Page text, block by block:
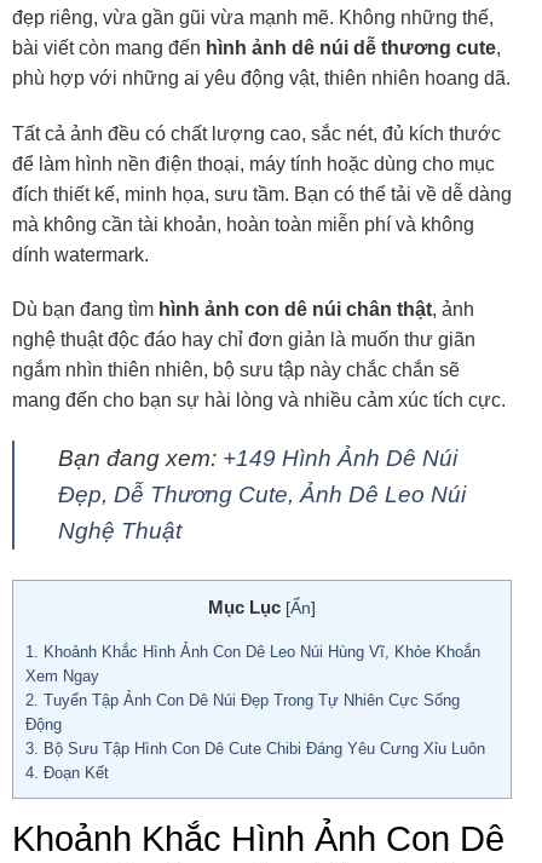
đẹp riêng, vừa gần gũi vừa mạnh mẽ. Không những thế,
bài viết còn mang đến hình ảnh dê núi dễ thương cute,
phù hợp với những ai yêu động vật, thiên nhiên hoang dã.
Tất cả ảnh đều có chất lượng cao, sắc nét, đủ kích thước
để làm hình nền điện thoại, máy tính hoặc dùng cho mục
đích thiết kế, minh họa, sưu tầm. Bạn có thể tải về dễ dàng
mà không cần tài khoản, hoàn toàn miễn phí và không
dính watermark.
Dù bạn đang tìm hình ảnh con dê núi chân thật, ảnh
nghệ thuật độc đáo hay chỉ đơn giản là muốn thư giãn
ngắm nhìn thiên nhiên, bộ sưu tập này chắc chắn sẽ
mang đến cho bạn sự hài lòng và nhiều cảm xúc tích cực.
Bạn đang xem: +149 Hình Ảnh Dê Núi
Đẹp, Dễ Thương Cute, Ảnh Dê Leo Núi
Nghệ Thuật
Mục Lục [Ẩn]
1. Khoảnh Khắc Hình Ảnh Con Dê Leo Núi Hùng Vĩ, Khỏe Khoắn
Xem Ngay
2. Tuyển Tập Ảnh Con Dê Núi Đẹp Trong Tự Nhiên Cực Sống
Động
3. Bộ Sưu Tập Hình Con Dê Cute Chibi Đáng Yêu Cưng Xỉu Luôn
4. Đoạn Kết
Khoảnh Khắc Hình Ảnh Con Dê